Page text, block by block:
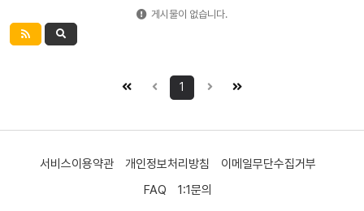
게시물이 없습니다.
1
서비스이용약관 개인정보처리방침
이메일무단수집거부
FAQ
1:1문의